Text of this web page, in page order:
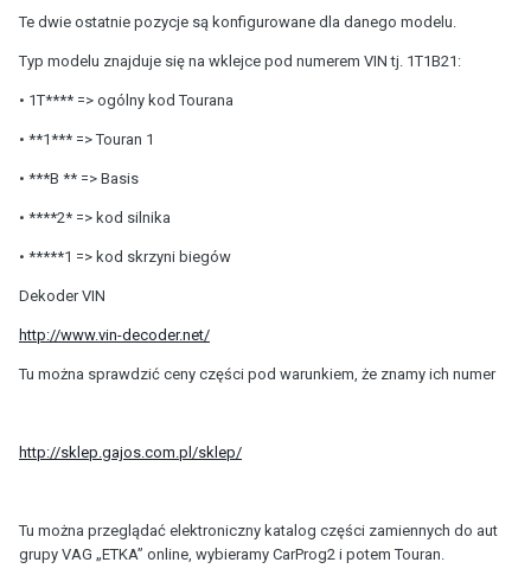
Te dwie ostatnie pozycje są konfigurowane dla danego modelu.
Typ modelu znajduje się na wklejce pod numerem VIN tj. 1T1B21:
• 1T**** => ogólny kod Tourana
• **1*** => Touran 1
• ***B ** => Basis
• ****2* => kod silnika
• *****1 => kod skrzyni biegów
Dekoder VIN
http://www.vin-decoder.net/
Tu można sprawdzić ceny części pod warunkiem, że znamy ich numer
http://sklep.gajos.com.pl/sklep/
Tu można przeglądać elektroniczny katalog części zamiennych do aut
grupy VAG „ETKA” online, wybieramy CarProg2 i potem Touran.